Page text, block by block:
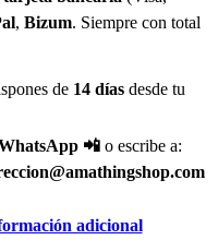
, Bizum. Siempre con total
de 14 días desde tu
📲 o escribe a:
adicional